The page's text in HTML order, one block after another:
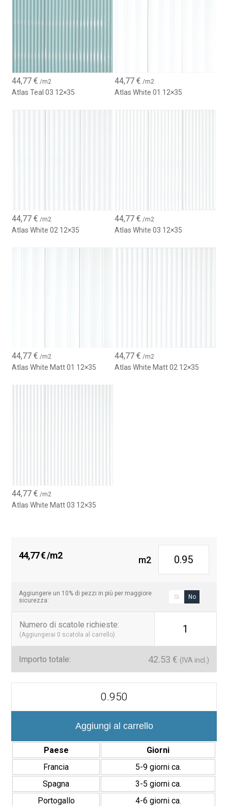
44,77€ /m2
Atlas Teal 03 12×35
44,77 € /m2
Atlas White 01 12×35
44,77€ /m2
Atlas White 02 12×35
44,77 € /m2
Atlas White 03 12×35
44,77€ /m2
Atlas White Matt 01 12×35
44,77 € /m2
Atlas White Matt 02 12×35
44,77€ /m2
Atlas White Matt 03 12×35
44,77€/m2 m2
Aggiungere un 10% di pezzi in più per maggiore
sicurezza:
Si No
Numero di scatole richieste:
(Aggiungerai 0 scatola al carrello) 1
Importo totale: 42.53 € (IVA incl.)
Relieves
Aggiungi al carrello
Paese
Giorni
Francia
5-9 giorni ca.
Spagna
3-5 giorni ca.
Portogallo
4-6 giorni ca.